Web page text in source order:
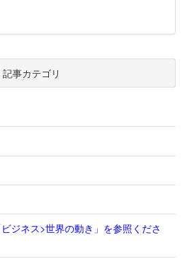
記事カテゴリ
ジネス>世界の動き」を参照くださ